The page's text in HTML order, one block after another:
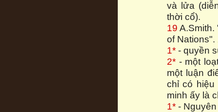
và lửa
thời cổ).
19 A.Smith.
of
1* - quyền
2* - một
một luận
chỉ có hiệu
minh ấy là
1* -